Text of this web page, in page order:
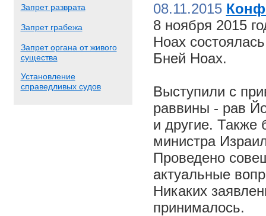
Запрет разврата
Запрет грабежа
Запрет органа от живого
существа
Установление
справедливых судов
08.11.2015
8 ноября 2015
Ноах
Бней Ноах.
Выступили с
раввины - рав
и другие. Также
министра
Проведено
актуальные
Никаких
принималось.